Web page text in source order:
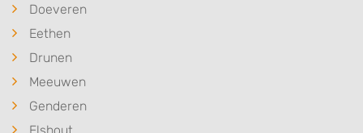
Doeveren
Eethen
Drunen
Meeuwen
Genderen
Elshout